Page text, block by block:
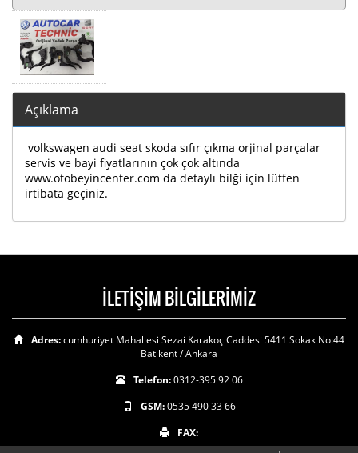
Açıklama
volkswagen audi seat skoda sıfır çıkma orjinal parçalar
servis ve bayi fiyatlarının çok çok altında
www.otobeyincenter.com da detaylı bilği için lütfen
irtibata geçiniz.
İLETİŞİM BİLGİLERİMİZ
Adres:cumhuriyet Mahallesi Sezai Karakoç Caddesi 5411 Sokak No:44
Batıkent / Ankara
Telefon:0312-395 92 06
GSM:0535 490 33 66
FAX: